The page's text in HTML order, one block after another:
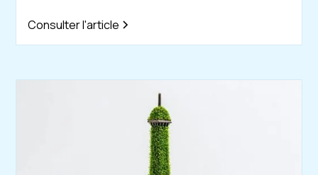
Consulter l'article